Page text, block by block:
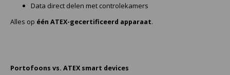
Data direct delen met controlekamers
Alles op één ATEX-gecertificeerd apparaat.
Portofoons vs. ATEX smart devices